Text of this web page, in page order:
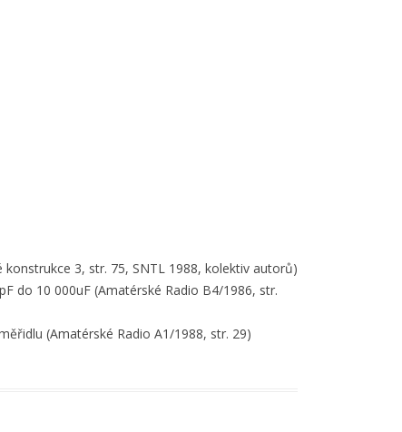
3, str. 75, SNTL 1988, kolektiv autorů)
do 10 000uF (Amatérské Radio B4/1986, str.
(Amatérské Radio A1/1988, str. 29)